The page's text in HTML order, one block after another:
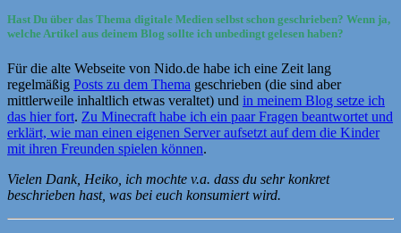
Hast Du über das Thema digitale Medien selbst schon geschrieben? Wenn ja,
welche Artikel aus deinem Blog sollte ich unbedingt gelesen haben?
Für die alte Webseite von Nido.de habe ich eine Zeit lang
regelmäßig Posts zu dem Thema geschrieben (die sind aber
mittlerweile inhaltlich etwas veraltet) und in meinem Blog setze ich
das hier fort. Zu Minecraft habe ich ein paar Fragen beantwortet und
erklärt, wie man einen eigenen Server aufsetzt auf dem die Kinder
mit ihren Freunden spielen können.
Vielen Dank, Heiko, ich mochte v.a. dass du sehr konkret
beschrieben hast, was bei euch konsumiert wird.